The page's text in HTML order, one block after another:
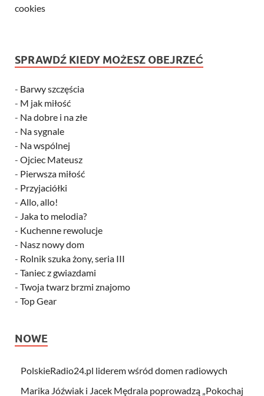
cookies
SPRAWDŹ KIEDY MOŻESZ OBEJRZEĆ
- Barwy szczęścia
- M jak miłość
- Na dobre i na złe
- Na sygnale
- Na wspólnej
- Ojciec Mateusz
- Pierwsza miłość
- Przyjaciółki
- Allo, allo!
- Jaka to melodia?
- Kuchenne rewolucje
- Nasz nowy dom
- Rolnik szuka żony, seria III
- Taniec z gwiazdami
- Twoja twarz brzmi znajomo
- Top Gear
NOWE
PolskieRadio24.pl liderem wśród domen radiowych
Marika Jóźwiak i Jacek Mędrala poprowadzą „Pokochaj